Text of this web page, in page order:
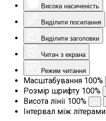
Висока насиченість
Виділити посилання
Виділити заголовки
Читач з екрана
Режим читання
Масштабування 100%
Розмір шрифту 100%
Висота лінії 100%
Інтервал між літерами